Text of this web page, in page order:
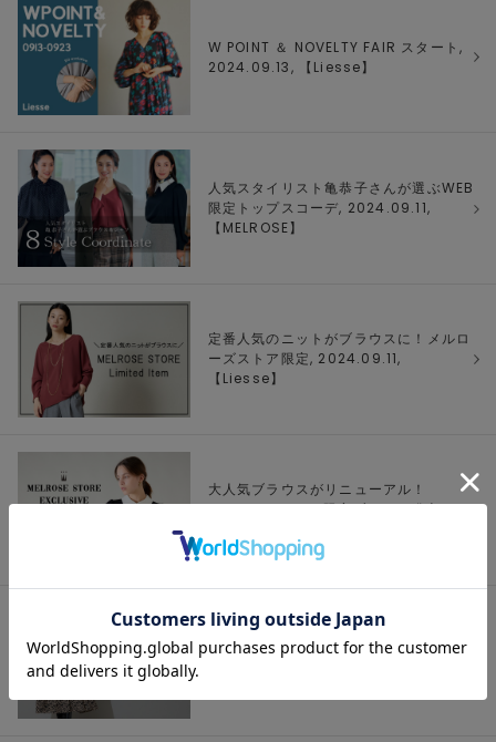
W POINT ＆ NOVELTY FAIR スタート,
2024.09.13, 【 Liesse】
人気スタイリスト亀恭子さんが選ぶWEB
限定トップスコーデ, 2024.09.11,
【 MELROSE】
定番人気のニットがブラウスに！メルロ
ーズストア限定, 2024.09.11,
【 Liesse】
大人気ブラウスがリニューアル！
MELROSESTORE限定ブラウス発売スタ
【MELROSE STORE】WEEKLY
RANKING.Sep.Vol.2, 2024.09.09,